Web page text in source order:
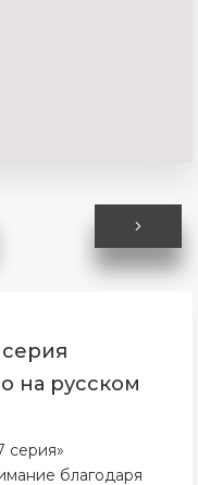
на русском
серия»
благодаря